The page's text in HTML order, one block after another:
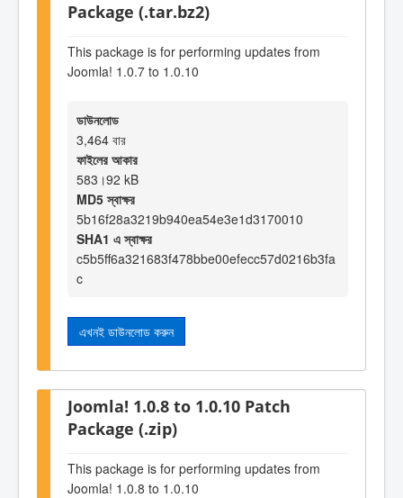
Package (.tar.bz2)
This package is for performing updates from
Joomla! 1.0.7 to 1.0.10
ডাউনলোড
3,464 বার
ফাইলের আকার
583।92 kB
MD5 স্বাক্ষর
5b16f28a3219b940ea54e3e1d3170010
SHA1 এ স্বাক্ষর
c5b5ff6a321683f478bbe00efecc57d0216b3fa
c
এখনই ডাউনলোড করুন
Joomla! 1.0.8 to 1.0.10 Patch
Package (.zip)
This package is for performing updates from
Joomla! 1.0.8 to 1.0.10